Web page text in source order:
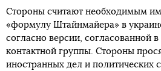
Стороны считают необходимым
«формулу Штайнмайера» в
согласно версии, согласованной
контактной группы. Стороны
иностранных дел и политических